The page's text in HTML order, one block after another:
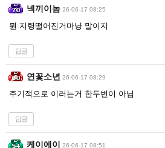
넥끼이놈 26-06-17 08:25
뭔 지령떨어진거마냥 말이지
답글
연꽃소년 26-06-17 08:29
주기적으로 이러는거 한두번이 아님
답글
케이에이 26-06-17 08:51